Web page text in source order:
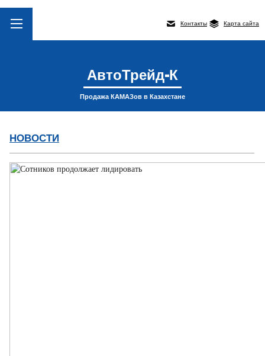
Контакты Карта сайта
АвтоТрейд-К
Продажа КАМАЗов в Казахстане
НОВОСТИ